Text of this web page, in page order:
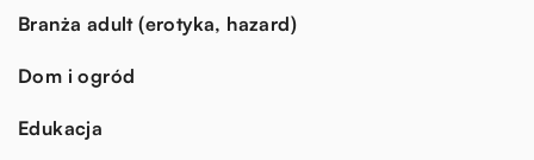
Branża adult (erotyka, hazard)
Dom i ogród
Edukacja